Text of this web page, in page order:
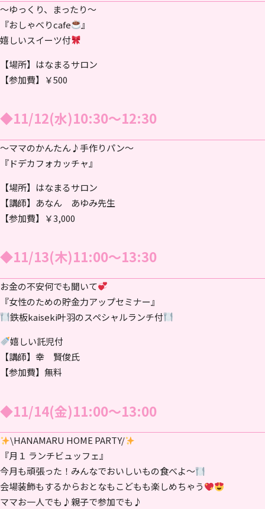
～ゆっくり、まったり～
『おしゃべりcafe
』
嬉しいスイーツ付
【場所】はなまるサロン
【参加費】￥500
◆11/12(水)10:30～12:30
～ママのかんたん♪手作りパン～
『ドデカフォカッチャ』
【場所】はなまるサロン
【講師】あなん あゆみ先生
【参加費】￥3,000
◆11/13(木)11:00〜13:30
お金の不安何でも聞いて
『女性のための貯金力アップセミナー』
鉄板kaiseki叶羽のスペシャルランチ付
嬉しい託児付
【講師】幸 賢俊氏
【参加費】無料
◆11/14(金)11:00〜13:00
\HANAMARU HOME PARTY/
『月１ ランチビュッフェ』
今月も頑張った！みんなでおいしいもの食べよ～
会場装飾もするからおとなもこどもも楽しめちゃう
ママお一人でも♪親子で参加でも♪